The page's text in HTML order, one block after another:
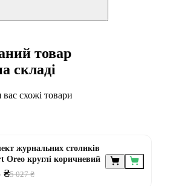
кемпінгу
товар
складі
схожі товари
журнальних столиків
Oreo круглі коричневий
₴5 027 ₴